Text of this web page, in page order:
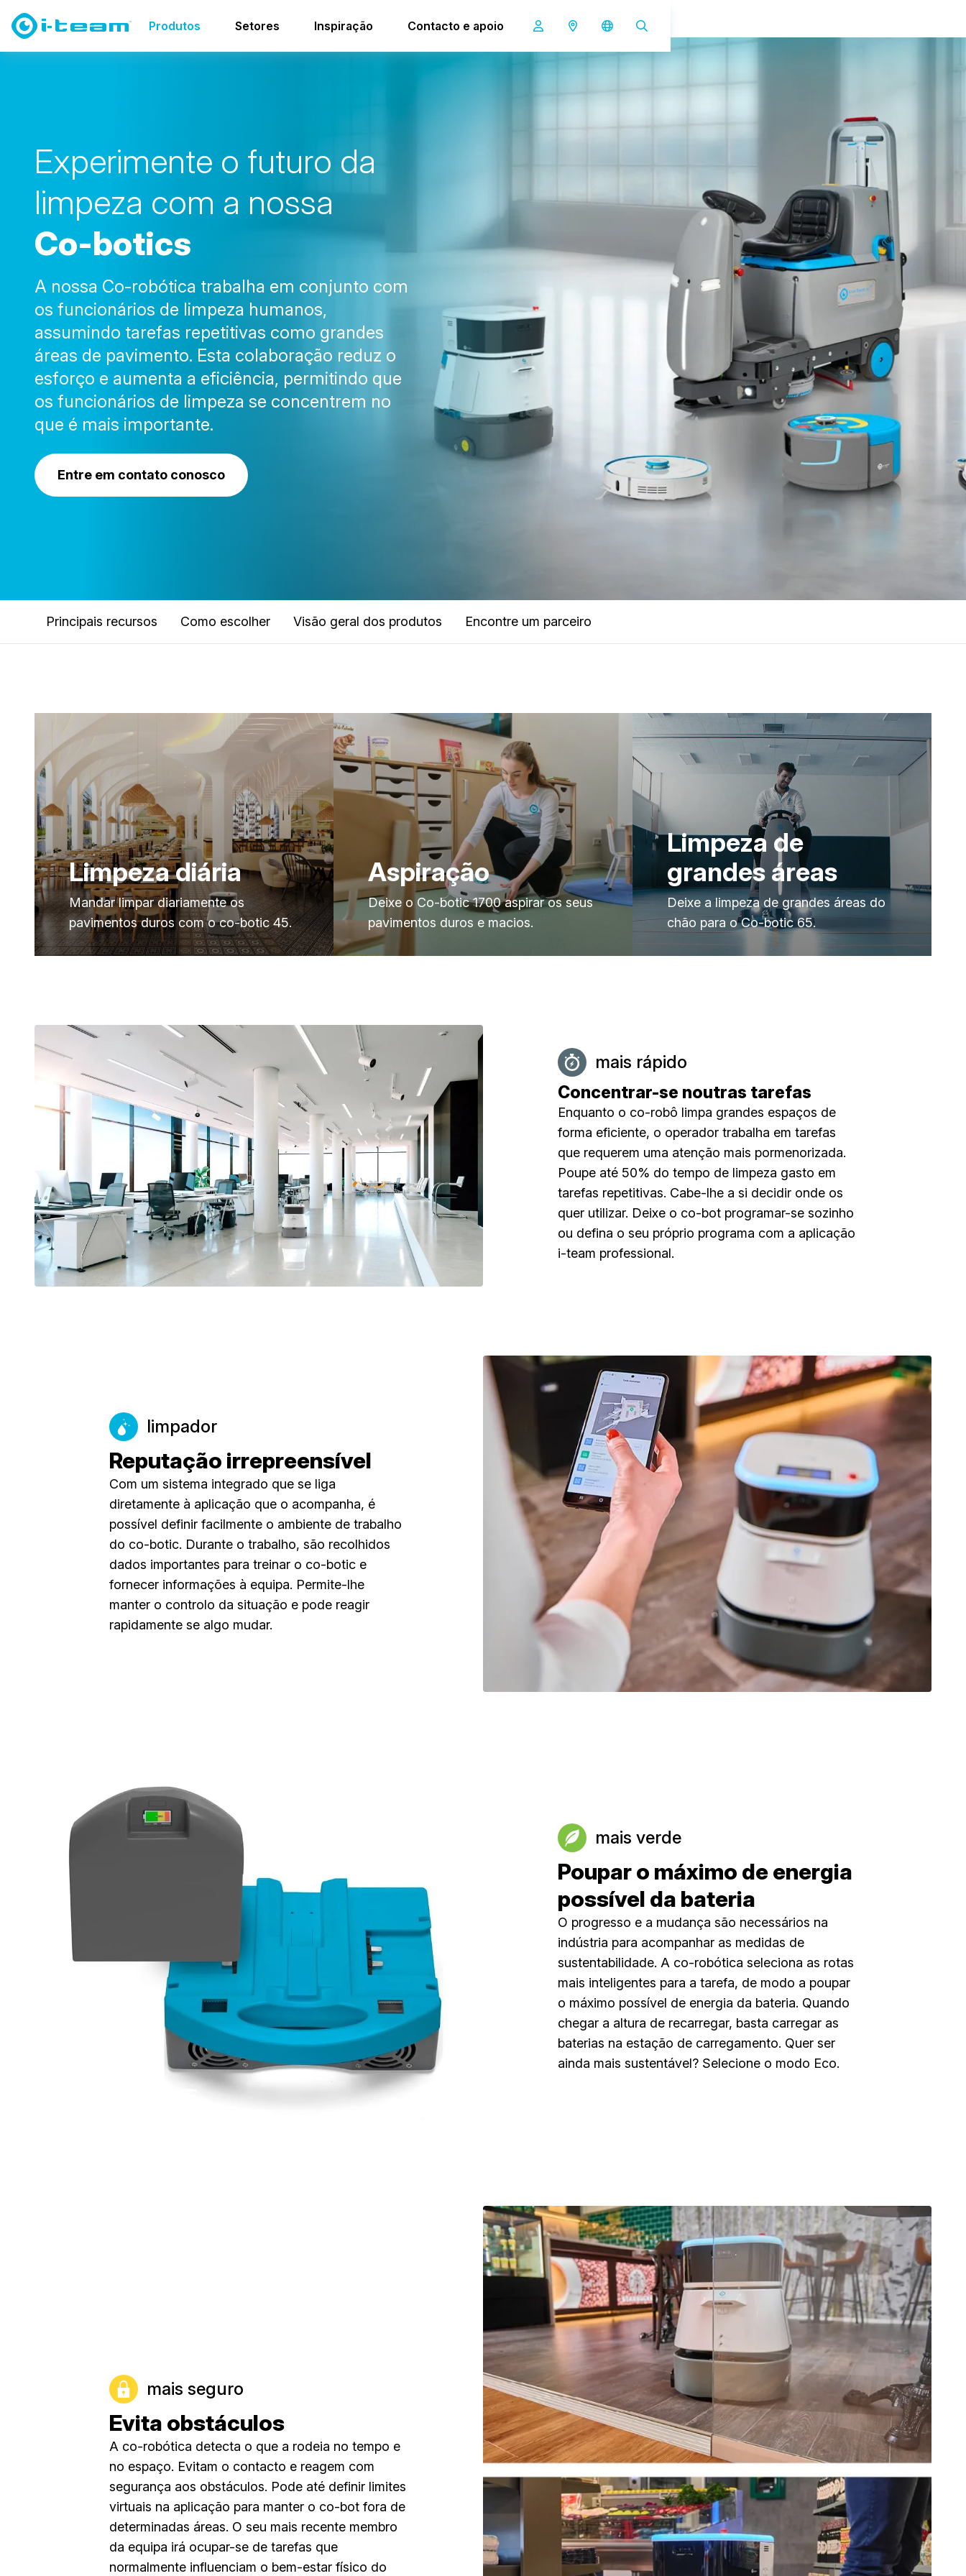
Produtos Setores Inspiração Contacto e apoio
Co-botics
Experimente o futuro da
limpeza com a nossa
Co-botics
A nossa Co-robótica trabalha em conjunto com
os funcionários de limpeza humanos,
assumindo tarefas repetitivas como grandes
áreas de pavimento. Esta colaboração reduz o
esforço e aumenta a eficiência, permitindo que
os funcionários de limpeza se concentrem no
que é mais importante.
Entre em contato conosco
Principais recursos Como escolher Visão geral dos produtos Encontre um parceiro
Limpeza diária
Mandar limpar diariamente os
pavimentos duros com o co-botic 45.
Aspiração
Deixe o Co-botic 1700 aspirar os seus
pavimentos duros e macios.
Limpeza de
grandes áreas
Deixe a limpeza de grandes áreas do
chão para o Co-botic 65.
mais rápido
Concentrar-se noutras tarefas
Enquanto o co-robô limpa grandes espaços de
forma eficiente, o operador trabalha em tarefas
que requerem uma atenção mais pormenorizada.
Poupe até 50% do tempo de limpeza gasto em
tarefas repetitivas. Cabe-lhe a si decidir onde os
quer utilizar. Deixe o co-bot programar-se sozinho
ou defina o seu próprio programa com a aplicação
i-team professional.
limpador
Reputação irrepreensível
Com um sistema integrado que se liga
diretamente à aplicação que o acompanha, é
possível definir facilmente o ambiente de trabalho
do co-botic. Durante o trabalho, são recolhidos
dados importantes para treinar o co-botic e
fornecer informações à equipa. Permite-lhe
manter o controlo da situação e pode reagir
rapidamente se algo mudar.
mais verde
Poupar o máximo de energia
possível da bateria
O progresso e a mudança são necessários na
indústria para acompanhar as medidas de
sustentabilidade. A co-robótica seleciona as rotas
mais inteligentes para a tarefa, de modo a poupar
o máximo possível de energia da bateria. Quando
chegar a altura de recarregar, basta carregar as
baterias na estação de carregamento. Quer ser
ainda mais sustentável? Selecione o modo Eco.
mais seguro
Evita obstáculos
A co-robótica detecta o que a rodeia no tempo e
no espaço. Evitam o contacto e reagem com
segurança aos obstáculos. Pode até definir limites
virtuais na aplicação para manter o co-bot fora de
determinadas áreas. O seu mais recente membro
da equipa irá ocupar-se de tarefas que
normalmente influenciam o bem-estar físico do